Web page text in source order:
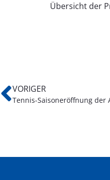
Übersicht der
VORIGER
Tennis-Saisoneröffnung der